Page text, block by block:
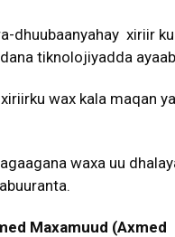
dhuubaanyahay xiriir
tiknolojiyadda
wax kala maqan
waxa uu
Maxamuud (Axmed